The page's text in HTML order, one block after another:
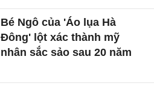
Bé Ngô của 'Áo lụa Hà
Đông' lột xác thành mỹ
nhân sắc sảo sau 20 năm